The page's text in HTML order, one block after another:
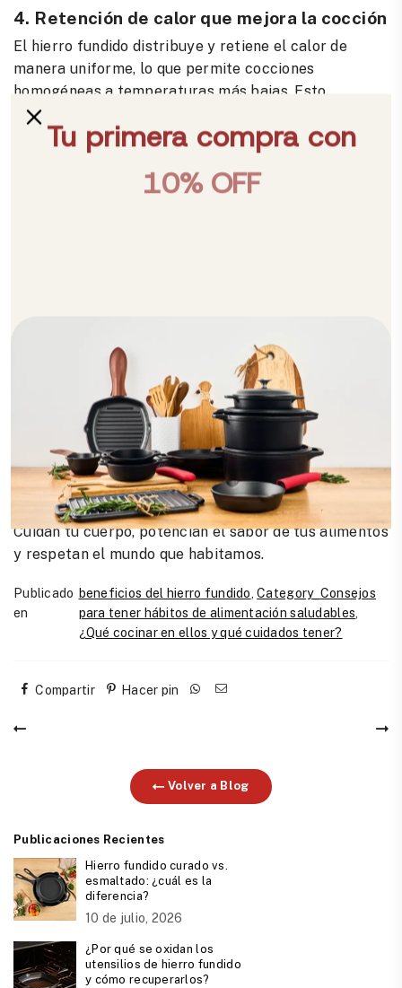
4. Retención de calor que mejora la cocción
El hierro fundido distribuye y retiene el calor de
manera uniforme, lo que permite cocciones
homogéneas a temperaturas más bajas. Esto
preserva mejor los nutrientes
como vitaminas y minerales, que suelen perderse
cuando la temperatura es demasiado alta o desigual.
5. Sostenibilidad: el impacto también
Al elegir utensilios duraderos y responsables,
contribuyes a reducir la contaminación ambiental y
fomentas un consumo consciente.
Losutensilios de hierro fundido
son mucho más que
herramientas de cocina: son una elección consciente
para quienes buscan salud, bienestar y sostenibilidad.
Cuidan tu cuerpo, potencian el sabor de tus alimentos
y respetan el mundo que habitamos.
Publicado
en
beneficios del hierro fundido ,Category_Consejos
para tener hábitos de alimentación saludables
¿Qué cocinar en ellos y qué cuidados tener?
Compartir Hacer pin
Volver a Blog
Publicaciones Recientes
Hierro fundido curado vs.
esmaltado: ¿cuál es la
diferencia?
10 de julio, 2026
¿Por qué se oxidan los
utensilios de hierro fundido
y cómo recuperarlos?